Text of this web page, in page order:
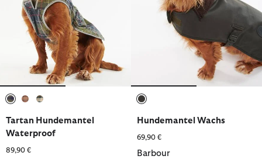
Tartan Hundemantel
Waterproof
89,90 €
Hundemantel Wachs
69,90 €
Barbour